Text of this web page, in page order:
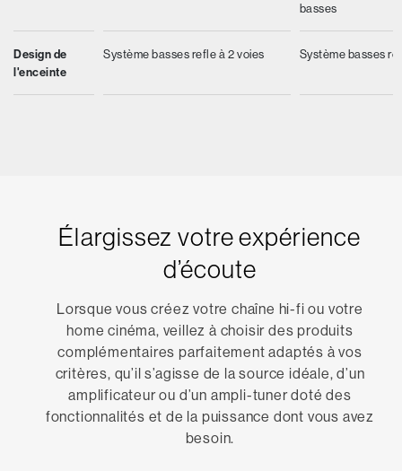
Design de
l'enceinte
Système basses refle à 2 voies
basses
Système basses
Élargissez votre expérience
d’écoute
Lorsque vous créez votre chaîne hi-fi ou votre
home cinéma, veillez à choisir des produits
complémentaires parfaitement adaptés à vos
critères, qu’il s’agisse de la source idéale, d’un
amplificateur ou d’un ampli-tuner doté des
fonctionnalités et de la puissance dont vous avez
besoin.